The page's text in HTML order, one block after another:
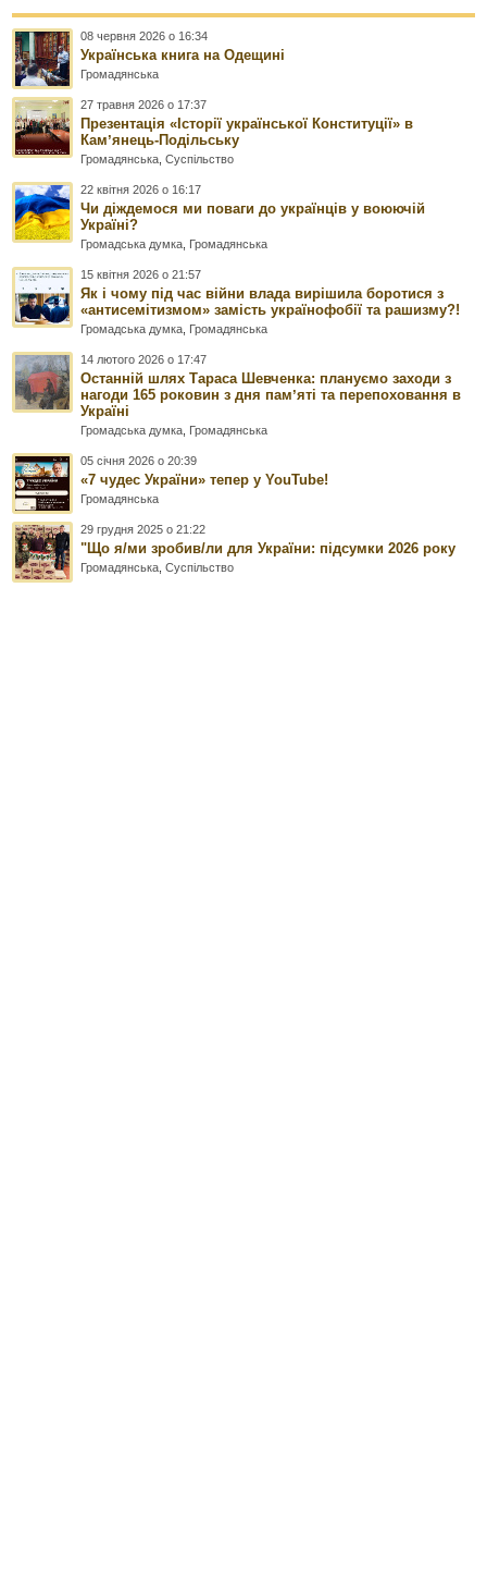
08 червня 2026 о 16:34
Українська книга на Одещині
Громадянська
27 травня 2026 о 17:37
Презентація «Історії української Конституції» в
Камʼянець-Подільську
Громадянська ,Суспільство
22 квітня 2026 о 16:17
Чи діждемося ми поваги до українців у воюючій
Україні?
Громадська думка Громадянська
15 квітня 2026 о 21:57
Як і чому під час війни влада вирішила боротися з
«антисемітизмом» замість українофобії та рашизму?!
Громадська думка Громадянська
14 лютого 2026 о 17:47
Останній шлях Тараса Шевченка: плануємо заходи з
нагоди 165 роковин з дня памʼяті та перепоховання в
Україні
Громадська думка Громадянська
05 січня 2026 о 20:39
«7 чудес України» тепер у YouTube!
Громадянська
29 грудня 2025 о 21:22
"Що я/ми зробив/ли для України: підсумки 2026 року
Громадянська ,Суспільство